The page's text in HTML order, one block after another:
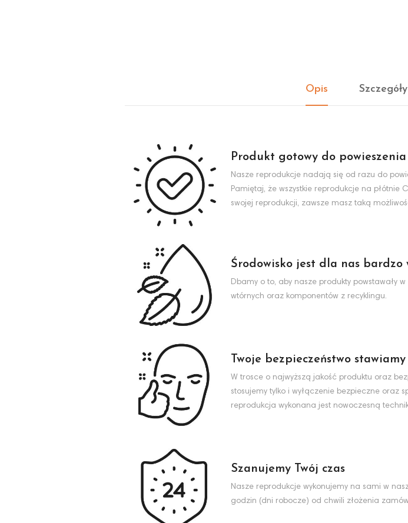
Opis
Produkt gotowy do
Nasze reprodukcje nadają się od razu do
Pamiętaj, że wszystkie reprodukcje na płótnie
swojej reprodukcji, zawsze masz taką
Środowisko jest dla nas bardzo
Dbamy o to, aby nasze produkty powstawały
wtórnych oraz komponentów z recyklingu.
Twoje bezpieczeństwo
W trosce o najwyższą jakość produktu oraz
stosujemy tylko i wyłączenie bezpieczne oraz
reprodukcja wykonana jest nowoczesną
Szanujemy Twój czas
Nasze reprodukcje wykonujemy na sami w
godzin (dni robocze) od chwili złożenia